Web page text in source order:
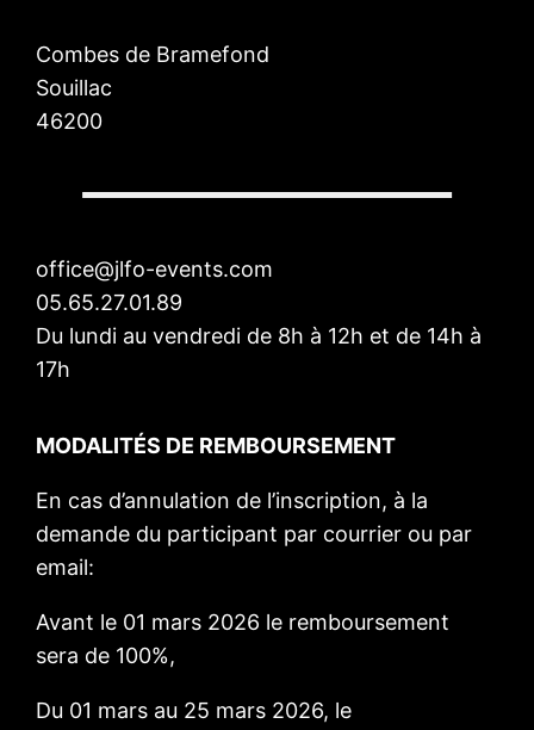
Combes de Bramefond
Souillac
46200
office@jlfo-events.com
05.65.27.01.89
Du lundi au vendredi de 8h à 12h et de 14h à
17h
MODALITÉS DE REMBOURSEMENT
En cas d’annulation de l’inscription, à la
demande du participant par courrier ou par
email:
Avant le 01 mars 2026 le remboursement
sera de 100%,
Du 01 mars au 25 mars 2026, le